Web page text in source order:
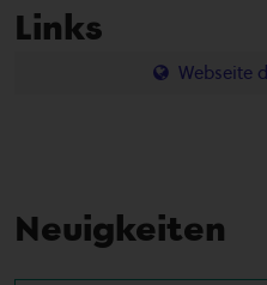
Links
Webseite
Neuigkeiten